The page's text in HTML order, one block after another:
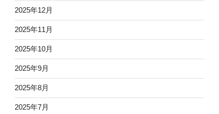
2025年12月
2025年11月
2025年10月
2025年9月
2025年8月
2025年7月